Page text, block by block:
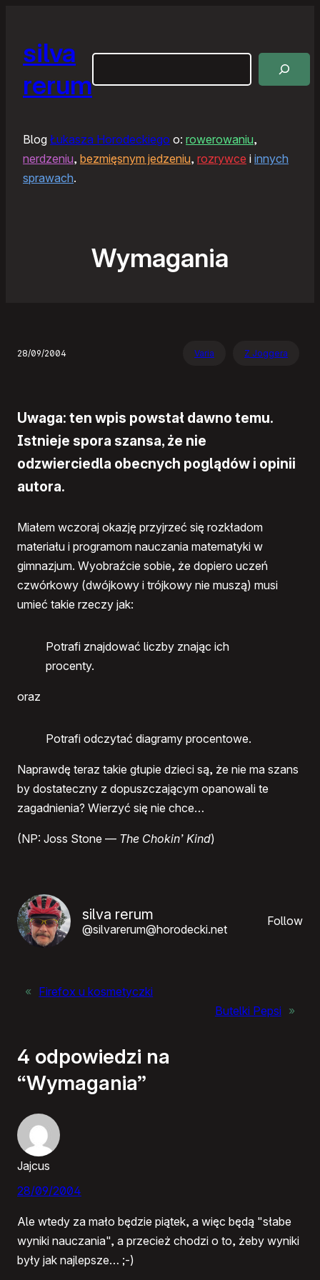
silva
rerum
Blog Łukasza Horodeckiego o: rowerowaniu,
nerdzeniu, bezmięsnym jedzeniu, rozrywce i innych
sprawach.
Wymagania
28/09/2004 Varia Z Joggera
Uwaga: ten wpis powstał dawno temu.
Istnieje spora szansa, że nie
odzwierciedla obecnych poglądów i opinii
autora.
Miałem wczoraj okazję przyjrzeć się rozkładom
materiału i programom nauczania matematyki w
gimnazjum. Wyobraźcie sobie, że dopiero uczeń
czwórkowy (dwójkowy i trójkowy nie muszą) musi
umieć takie rzeczy jak:
Potrafi znajdować liczby znając ich
procenty.
oraz
Potrafi odczytać diagramy procentowe.
Naprawdę teraz takie głupie dzieci są, że nie ma szans
by dostateczny z dopuszczającym opanowali te
zagadnienia? Wierzyć się nie chce…
(NP: Joss Stone — The Chokin’ Kind)
silva rerum
@silvarerum@horodecki.net
Follow
« Firefox u kosmetyczki
Butelki Pepsi »
4 odpowiedzi na
“Wymagania”
Jajcus
28/09/2004
Ale wtedy za mało będzie piątek, a więc będą "słabe
wyniki nauczania", a przecież chodzi o to, żeby wyniki
były jak najlepsze… ;-)